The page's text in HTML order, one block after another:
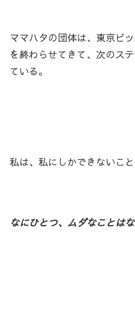
ママハタの団体は、東京ビ
を終わらせてきて、次のス
ている。
私は、私にしかできないこと
なにひとつ、ムダなことは